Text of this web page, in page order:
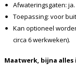
Afwateringsgaten: ja.
Toepassing: voor
Kan optioneel
circa 6 werkweken).
Maatwerk, bijna alles